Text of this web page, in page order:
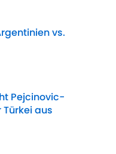
vs.
Date
Pejcinovic-
aus
Date